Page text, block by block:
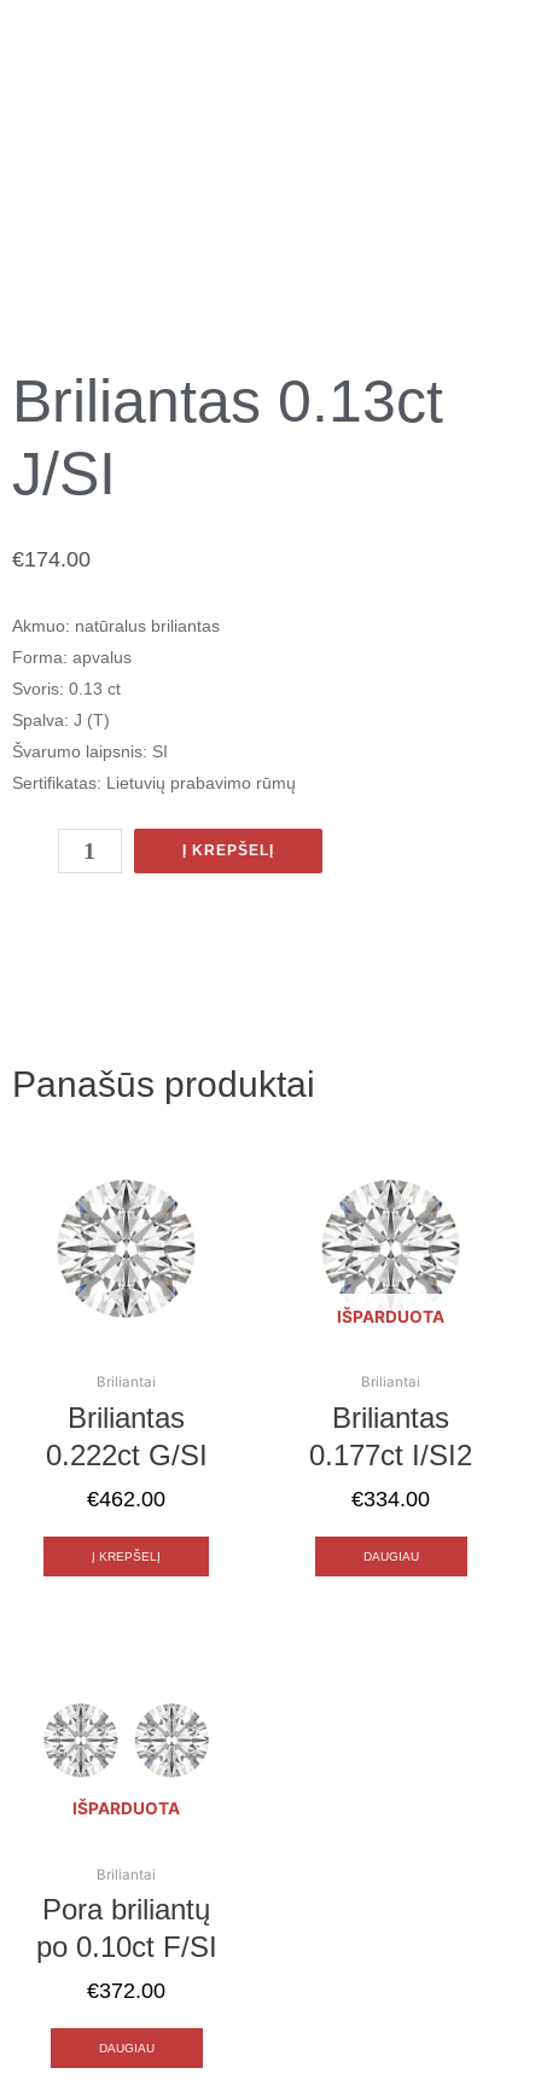
Briliantas 0.13ct
J/SI
€174.00
Akmuo: natūralus briliantas
Forma: apvalus
Svoris: 0.13 ct
Spalva: J (T)
Švarumo laipsnis: SI
Sertifikatas: Lietuvių prabavimo rūmų
Į KREPŠELĮ
Panašūs produktai
Briliantai
Briliantas
0.222ct G/SI
€462.00
Į KREPŠELĮ
IŠPARDUOTA
Briliantai
Briliantas
0.177ct I/SI2
€334.00
DAUGIAU
IŠPARDUOTA
Briliantai
Pora briliantų
po 0.10ct F/SI
€372.00
DAUGIAU